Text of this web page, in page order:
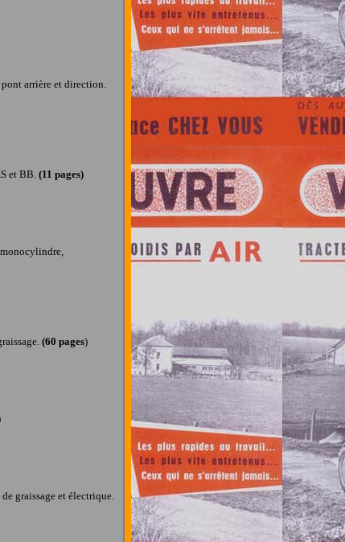
arrière et direction.
et BB.(11 pages)
. (60 pages)
de graissage et électrique.